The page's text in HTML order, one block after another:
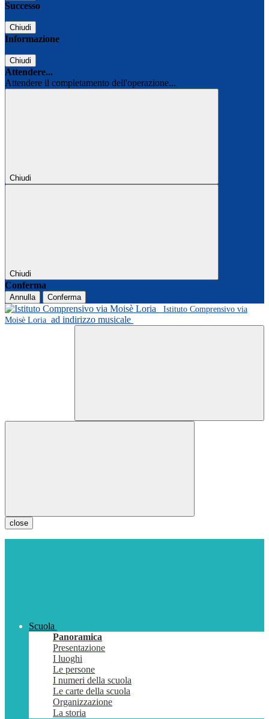
Successo
Chiudi
Informazione
Chiudi
Attendere...
Attendere il completamento dell'operazione...
Chiudi
Chiudi
Conferma
Annulla
Conferma
Istituto Comprensivo via
Moisè Loria ad indirizzo musicale
close
Scuola
Panoramica
Presentazione
I luoghi
Le persone
I numeri della scuola
Le carte della scuola
Organizzazione
La storia